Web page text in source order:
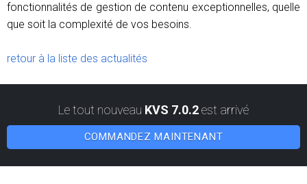
fonctionnalités de gestion de contenu exceptionnelles, quelle
que soit la complexité de vos besoins.
retour à la liste des actualités
Le tout nouveau KVS 7.0.2est arrivé
COMMANDEZ MAINTENANT